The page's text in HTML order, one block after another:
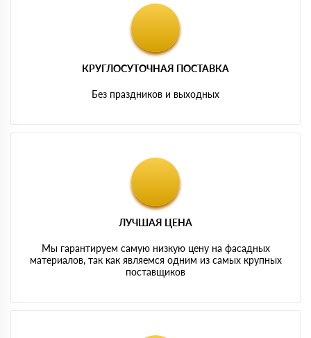
КРУГЛОСУТОЧНАЯ ПОСТАВКА
Без праздников и выходных
ЛУЧШАЯ ЦЕНА
Мы гарантируем самую низкую цену на фасадных
материалов, так как являемся одним из самых крупных
поставщиков